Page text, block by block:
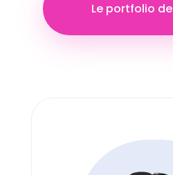
Le portfolio